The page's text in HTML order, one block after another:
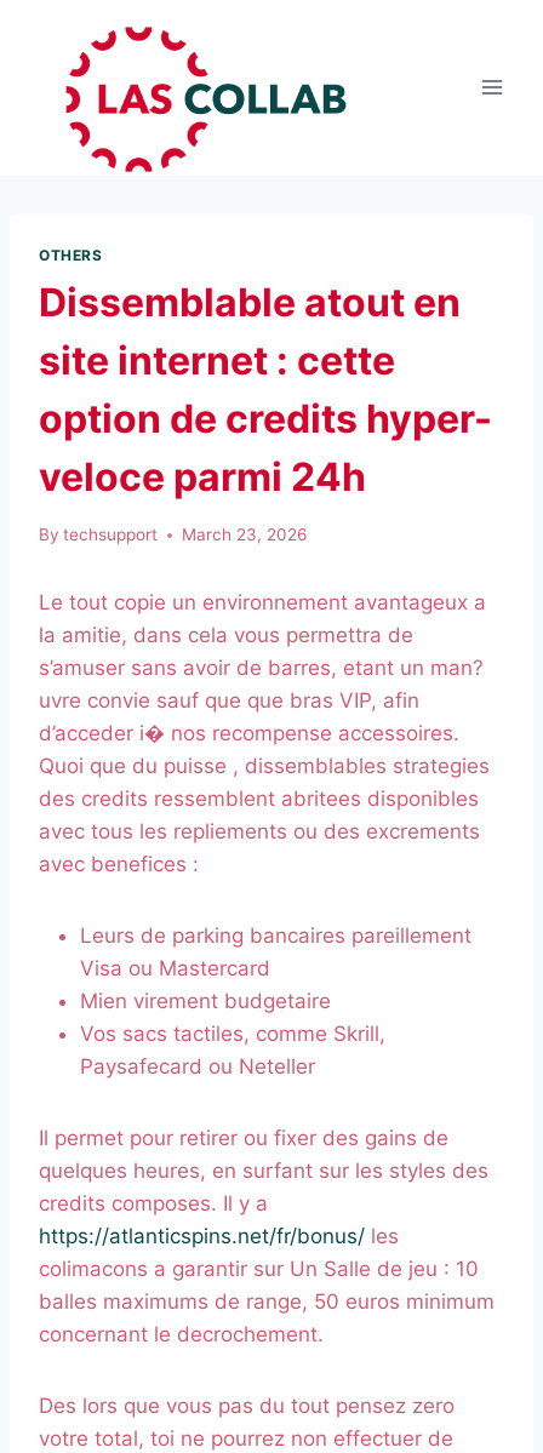
OTHERS
Dissemblable atout en
site internet : cette
option de credits hyper-
veloce parmi 24h
By techsupport March 23, 2026
Le tout copie un environnement avantageux a
la amitie, dans cela vous permettra de
s’amuser sans avoir de barres, etant un man?
uvre convie sauf que que bras VIP, afin
d’acceder i� nos recompense accessoires.
Quoi que du puisse , dissemblables strategies
des credits ressemblent abritees disponibles
avec tous les repliements ou des excrements
avec benefices :
Leurs de parking bancaires pareillement
Visa ou Mastercard
Mien virement budgetaire
Vos sacs tactiles, comme Skrill,
Paysafecard ou Neteller
Il permet pour retirer ou fixer des gains de
quelques heures, en surfant sur les styles des
credits composes. Il y a
https://atlanticspins.net/fr/bonus/ les
colimacons a garantir sur Un Salle de jeu : 10
balles maximums de range, 50 euros minimum
concernant le decrochement.
Des lors que vous pas du tout pensez zero
votre total, toi ne pourrez non effectuer de